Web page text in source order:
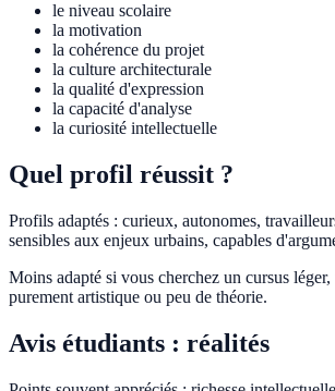
le niveau scolaire
la motivation
la cohérence du projet
la culture architecturale
la qualité d'expression
la capacité d'analyse
la curiosité intellectuelle
Quel profil réussit ?
Profils adaptés : curieux, autonomes,
sensibles aux enjeux urbains, capables
Moins adapté si vous cherchez un cursus
purement artistique ou peu de théorie.
Avis étudiants : réalités